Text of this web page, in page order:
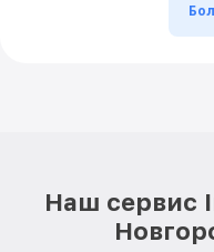
Наш сервис